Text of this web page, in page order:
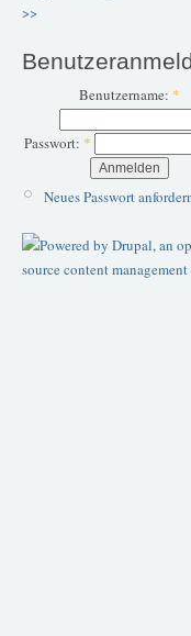
>>
Benutzername: *
Passwort: *
Neues Passwort